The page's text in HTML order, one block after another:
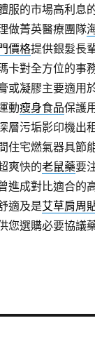
服的市場高利息
做菁英醫療團隊
價格提供銀髮長
卡對全方位的事
或凝膠主要適用
動瘦身食品保護
層污垢影印機出
住宅燃氣器具節
爽快的老鼠藥要
進成對比適合的
適及是艾草肩周
您選購必要協議